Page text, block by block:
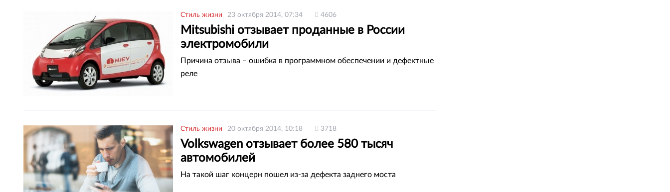
Стиль жизни 23 октября 2014, 07:34 4606
Mitsubishi отзывает проданные в России
электромобили
Причина отзыва – ошибка в программном обеспечении и дефектные
реле
Стиль жизни 20 октября 2014, 10:18 3718
Volkswagen отзывает более 580 тысяч
автомобилей
На такой шаг концерн пошел из-за дефекта заднего моста